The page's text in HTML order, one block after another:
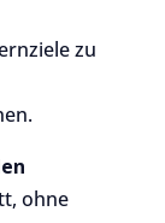
zu
ohne